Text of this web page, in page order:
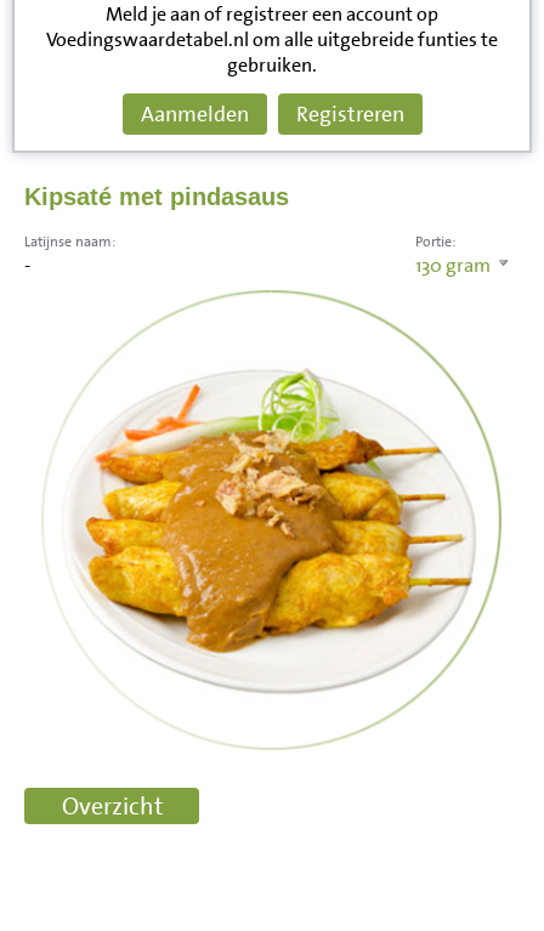
Meld je aan of registreer een account op
Voedingswaardetabel.nl om alle uitgebreide funties te
gebruiken.
Aanmelden Registreren
Kipsaté met pindasaus
Portie:
130 gram
Latijnse naam:
-